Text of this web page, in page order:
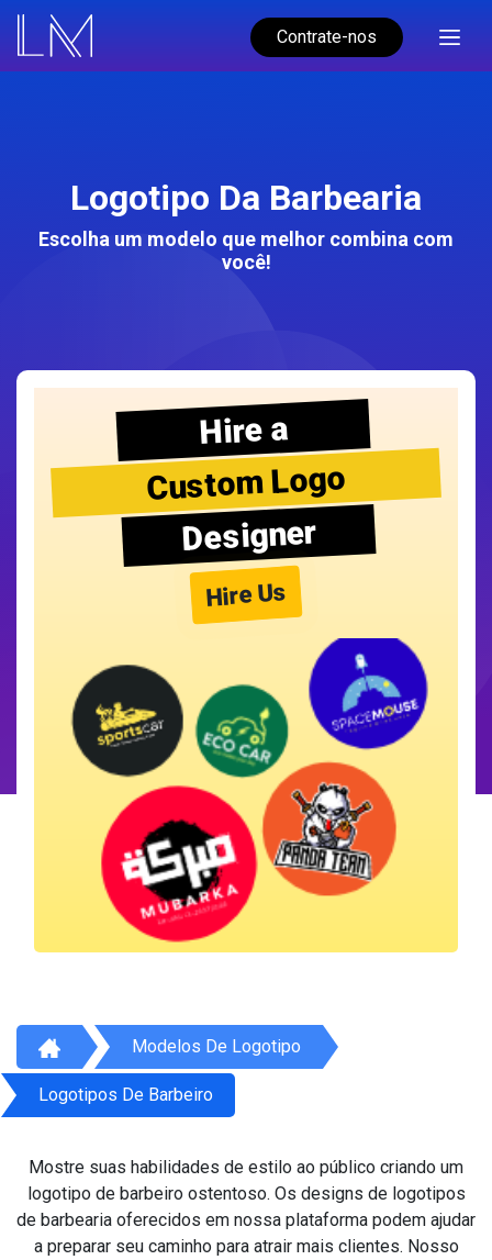
Contrate-nos
Logotipo Da Barbearia
Escolha um modelo que melhor combina com
você!
Hire a
Custom Logo
Designer
Hire Us
Modelos De Logotipo
Logotipos De Barbeiro
Mostre suas habilidades de estilo ao público criando um
logotipo de barbeiro ostentoso. Os designs de logotipos
de barbearia oferecidos em nossa plataforma podem ajudar
a preparar seu caminho para atrair mais clientes. Nosso